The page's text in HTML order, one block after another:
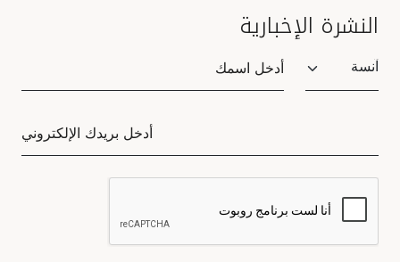
النشرة الإخبارية
Salutation